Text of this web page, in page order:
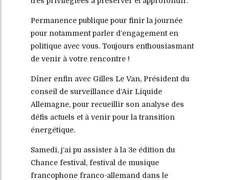
Permanence publique pour finir la journée
pour notamment parler d‘engagement en
politique avec vous. Toujours enthousiasmant
de venir à votre rencontre !
Dîner enfin avec Gilles Le Van, Président du
conseil de surveillance d‘Air Liquide
Allemagne, pour recueillir son analyse des
défis actuels et à venir pour la transition
énergétique.
Samedi, j‘ai pu assister à la 3e édition du
Chance festival, festival de musique
francophone franco-allemand dans le